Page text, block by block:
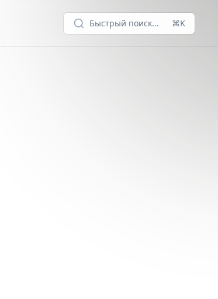
Быстрый поиск... ⌘K